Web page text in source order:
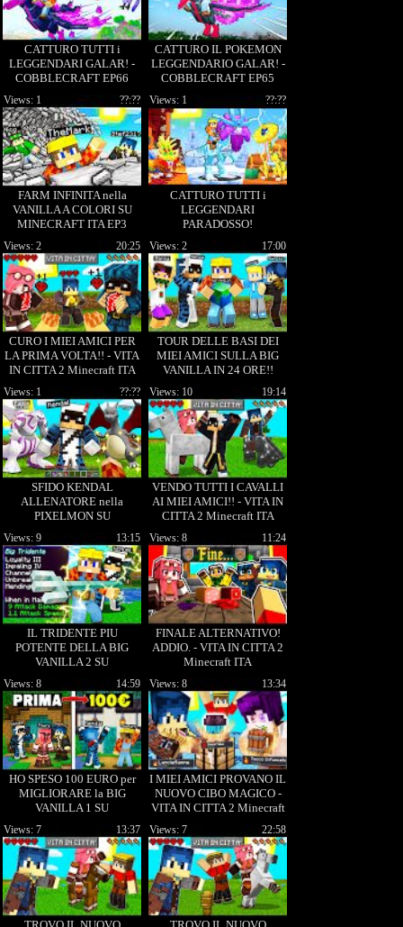
CATTURO TUTTI i
LEGGENDARI GALAR! -
COBBLECRAFT EP66
CATTURO IL POKEMON
LEGGENDARIO GALAR! -
COBBLECRAFT EP65
FARM INFINITA nella
VANILLA A COLORI SU
MINECRAFT ITA EP3
??:??
Views: 1
CATTURO TUTTI i
LEGGENDARI
PARADOSSO!
COBBLECRAFT EP64
??:??
Views: 1
CURO I MIEI AMICI PER
LA PRIMA VOLTA!! - VITA
IN CITTA 2 Minecraft ITA
20:25
Views: 2
TOUR DELLE BASI DEI
MIEI AMICI SULLA BIG
VANILLA IN 24 ORE!!
17:00
Views: 2
SFIDO KENDAL
ALLENATORE nella
PIXELMON SU
MINECRAFT ITA!!
??:??
Views: 1
VENDO TUTTI I CAVALLI
AI MIEI AMICI!! - VITA IN
CITTA 2 Minecraft ITA
19:14
Views: 10
IL TRIDENTE PIU
POTENTE DELLA BIG
VANILLA 2 SU
MINECRAFT!
13:15
Views: 9
FINALE ALTERNATIVO!
ADDIO. - VITA IN CITTA 2
Minecraft ITA
11:24
Views: 8
HO SPESO 100 EURO per
MIGLIORARE la BIG
VANILLA 1 SU
MINECRAFT!
14:59
Views: 8
I MIEI AMICI PROVANO IL
NUOVO CIBO MAGICO -
VITA IN CITTA 2 Minecraft
13:34
Views: 8
13:37
Views: 7 22:58
Views: 7